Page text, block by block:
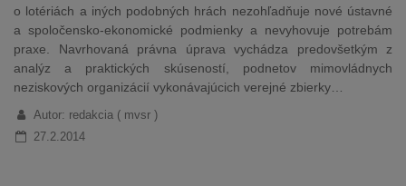
o lotériách a iných podobných hrách nezohľadňuje nové ústavné
a spoločensko-ekonomické podmienky a nevyhovuje potrebám
praxe. Navrhovaná právna úprava vychádza predovšetkým z
analýz a praktických skúseností, podnetov mimovládnych
neziskových organizácií vykonávajúcich verejné zbierky…
Autor: redakcia ( mvsr )
27.2.2014